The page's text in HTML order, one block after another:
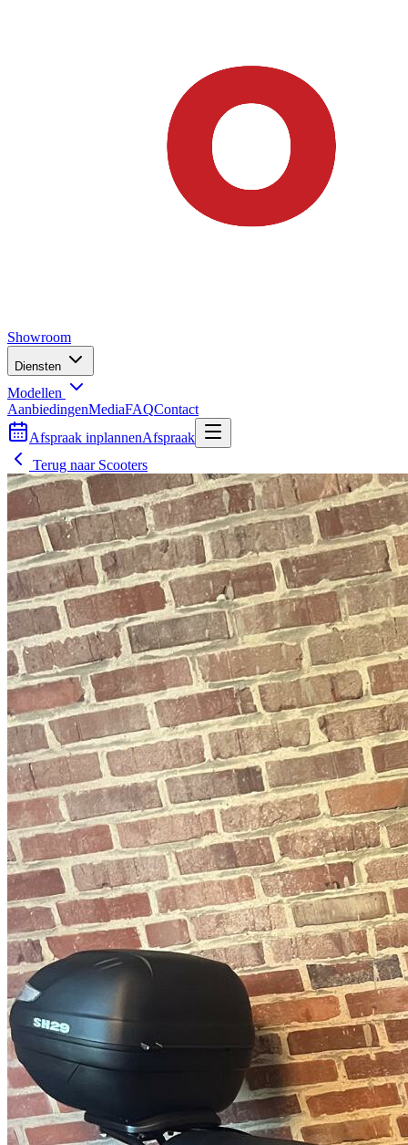
Showroom
Diensten
Modellen
AanbiedingenMediaFAQContact
Afspraak inplannenAfspraak
Terug naar Scooters